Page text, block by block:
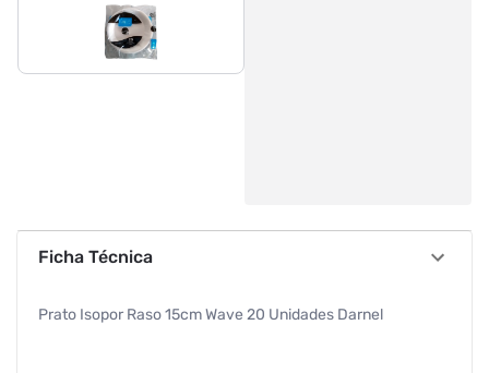
Ficha Técnica
Prato Isopor Raso 15cm Wave 20 Unidades Darnel